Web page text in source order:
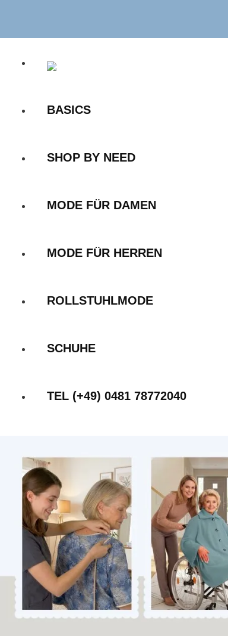
springen
BASICS
SHOP BY NEED
MODE FÜR DAMEN
MODE FÜR HERREN
ROLLSTUHLMODE
SCHUHE
TEL (+49) 0481 78772040